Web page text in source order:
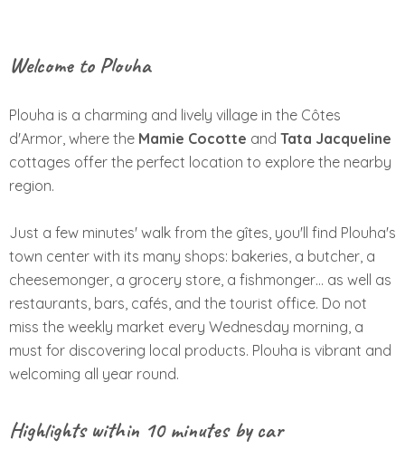
Welcome to Plouha
Plouha is a charming and lively village in the Côtes
d'Armor, where the Mamie Cocotte and Tata Jacqueline
cottages offer the perfect location to explore the nearby
region.
Just a few minutes' walk from the gîtes, you'll find Plouha's
town center with its many shops: bakeries, a butcher, a
cheesemonger, a grocery store, a fishmonger… as well as
restaurants, bars, cafés, and the tourist office. Do not
miss the weekly market every Wednesday morning, a
must for discovering local products. Plouha is vibrant and
welcoming all year round.
Highlights within 10 minutes by car